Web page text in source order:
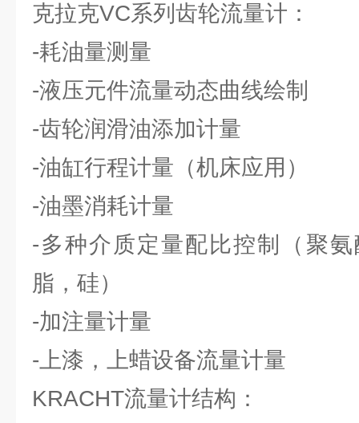
克拉克VC系列齿轮流量计：
-耗油量测量
-液压元件流量动态曲线绘制
-齿轮润滑油添加计量
-油缸行程计量（机床应用）
-油墨消耗计量
-多种介质定量配比控制（聚
脂，硅）
-加注量计量
-上漆，上蜡设备流量计量
KRACHT流量计结构：